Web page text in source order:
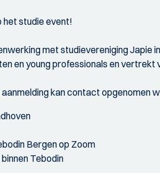
het studie event!
met studievereniging Japie
en young professionals en vertrekt
kan contact opgenomen
Bergen op Zoom
Tebodin